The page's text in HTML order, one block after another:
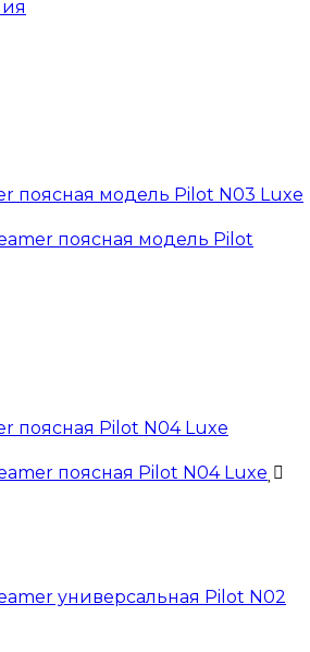
поясная модель Pilot N03 Luxe
поясная Pilot N04 Luxe